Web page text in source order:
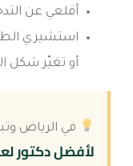
أقلعي عن
استشيري
أو تغيّر شكل
في الرياض
لأفضل دكتور